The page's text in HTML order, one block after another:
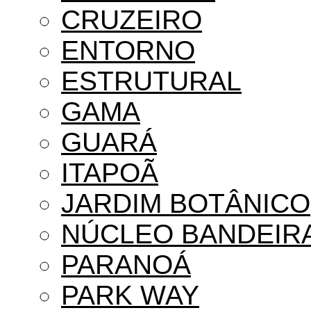
CRUZEIRO
ENTORNO
ESTRUTURAL
GAMA
GUARÁ
ITAPOÃ
JARDIM BOTÂNICO
NÚCLEO
PARANOÁ
PARK WAY